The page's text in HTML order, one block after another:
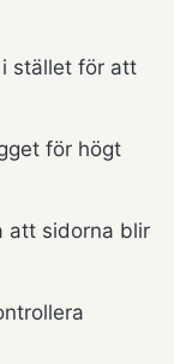
stället för att
för högt
att sidorna blir